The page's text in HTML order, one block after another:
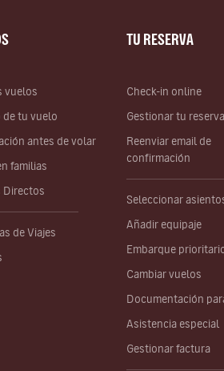
vuelos
de tu vuelo
antes de volar
familias
Directos
de Viajes
TU RESERVA
Check-in online
Gestionar tu reserva
Reenviar email de
confirmación
Seleccionar
Añadir equipaje
Embarque
Cambiar vuelos
Documentación
Asistencia especial
Gestionar factura